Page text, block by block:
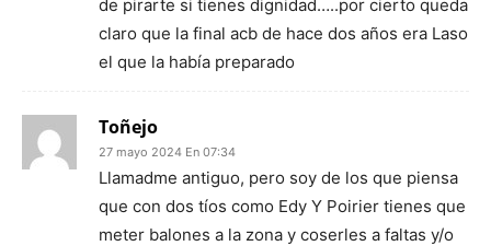
de pirarte si tienes dignidad…..por cierto queda
claro que la final acb de hace dos años era Laso
el que la había preparado
Toñejo
27 mayo 2024 En 07:34
Llamadme antiguo, pero soy de los que piensa
que con dos tíos como Edy Y Poirier tienes que
meter balones a la zona y coserles a faltas y/o